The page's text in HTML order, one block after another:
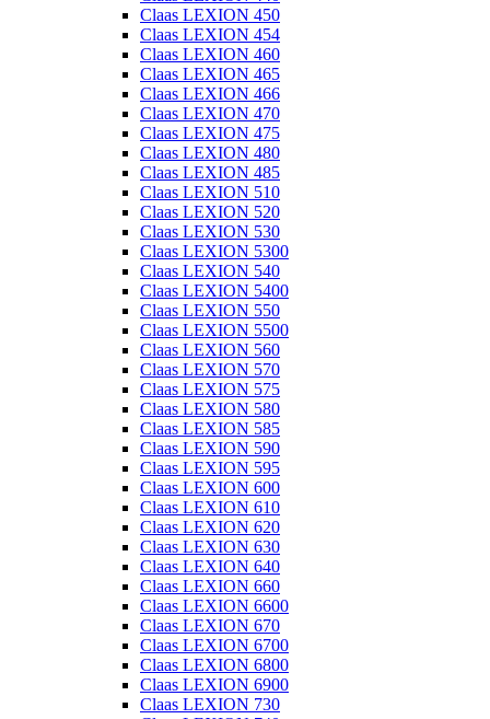
Claas LEXION 450
Claas LEXION 454
Claas LEXION 460
Claas LEXION 465
Claas LEXION 466
Claas LEXION 470
Claas LEXION 475
Claas LEXION 480
Claas LEXION 485
Claas LEXION 510
Claas LEXION 520
Claas LEXION 530
Claas LEXION 5300
Claas LEXION 540
Claas LEXION 5400
Claas LEXION 550
Claas LEXION 5500
Claas LEXION 560
Claas LEXION 570
Claas LEXION 575
Claas LEXION 580
Claas LEXION 585
Claas LEXION 590
Claas LEXION 595
Claas LEXION 600
Claas LEXION 610
Claas LEXION 620
Claas LEXION 630
Claas LEXION 640
Claas LEXION 660
Claas LEXION 6600
Claas LEXION 670
Claas LEXION 6700
Claas LEXION 6800
Claas LEXION 6900
Claas LEXION 730